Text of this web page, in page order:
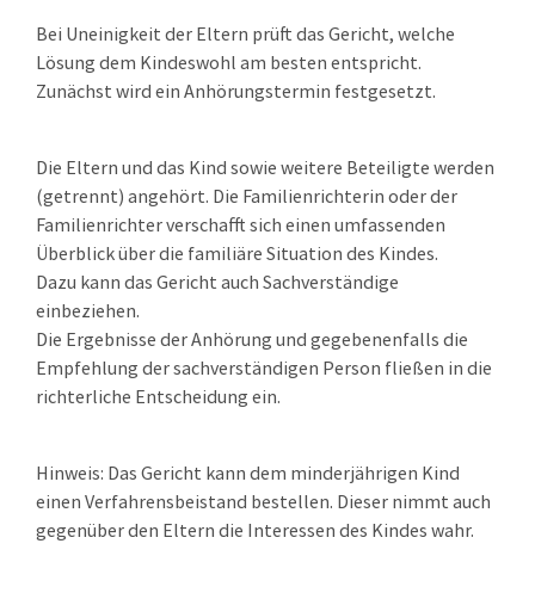
Bei Uneinigkeit der Eltern prüft das Gericht, welche
Lösung dem Kindeswohl am besten entspricht.
Zunächst wird ein Anhörungstermin festgesetzt.
Die Eltern und das Kind sowie weitere Beteiligte werden
(getrennt) angehört. Die Familienrichterin oder der
Familienrichter verschafft sich einen umfassenden
Überblick über die familiäre Situation des Kindes.
Dazu kann das Gericht auch Sachverständige
einbeziehen.
Die Ergebnisse der Anhörung und gegebenenfalls die
Empfehlung der sachverständigen Person fließen in die
richterliche Entscheidung ein.
Hinweis: Das Gericht kann dem minderjährigen Kind
einen Verfahrensbeistand bestellen. Dieser nimmt auch
gegenüber den Eltern die Interessen des Kindes wahr.